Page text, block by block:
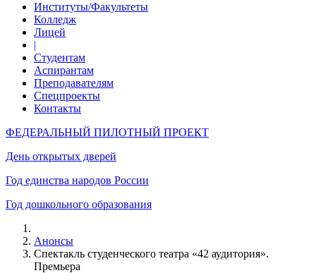
Институты/Факультеты
Колледж
Лицей
|
Студентам
Аспирантам
Преподавателям
Спецпроекты
Контакты
ФЕДЕРАЛЬНЫЙ ПИЛОТНЫЙ ПРОЕКТ
День открытых дверей
Год единства народов России
Год дошкольного образования
Анонсы
Спектакль студенческого театра «42 аудитория».
Премьера